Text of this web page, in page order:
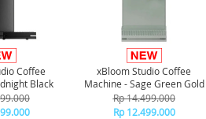
Coffee
Black
xBloom Studio Coffee
Machine - Sage Green Gold
Rp 14.499.000
Rp 12.499.000